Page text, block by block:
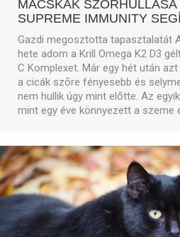
MACSKÁK
SUPREME IMMUNITY
Gazdi megosztotta tapasztalatát
hete adom a Krill Omega K2 D3
C Komplexet. Már egy hét után
a cicák szőre fényesebb és
nem hullik úgy mint előtte. Az
mint egy éve könnyezett a szeme